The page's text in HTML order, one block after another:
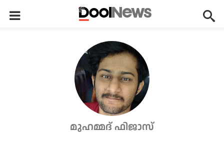
മുഹമ്മദ് ഫിജാസ്